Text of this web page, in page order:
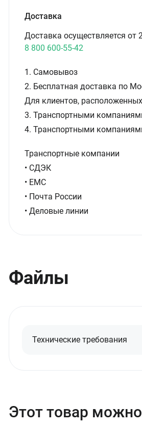
Доставка
Доставка осуществляется от
8 800 600-55-42
1. Самовывоз
2. Бесплатная доставка по
Для клиентов,
3. Транспортными
4. Транспортными
Транспортные компании
• СДЭК
• ЕМС
• Почта России
• Деловые линии
Файлы
Технические требования
Этот товар